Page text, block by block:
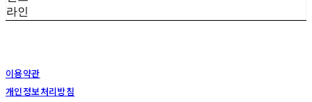
라인
이용약관
개인정보처리방침